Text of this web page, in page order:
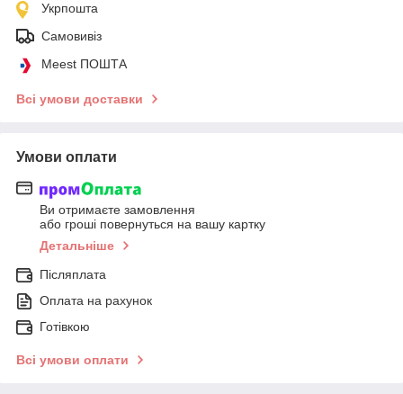
Укрпошта
Самовивіз
Meest ПОШТА
Всі умови доставки
Умови оплати
Ви отримаєте замовлення
або гроші повернуться на вашу картку
Детальніше
Післяплата
Оплата на рахунок
Готівкою
Всі умови оплати